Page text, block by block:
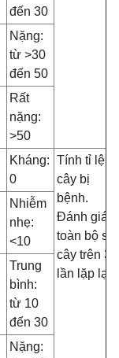
đến 30
Nặng:
từ >30
đến 50
Rất
nặng:
>50
Kháng:
0
Tính tỉ lệ
cây bị
bệnh.
Đánh giá
toàn bộ số
cây trên 3
lần lặp lại
Nhiễm
nhẹ:
<10
Trung
bình:
từ 10
đến 30
Nặng: